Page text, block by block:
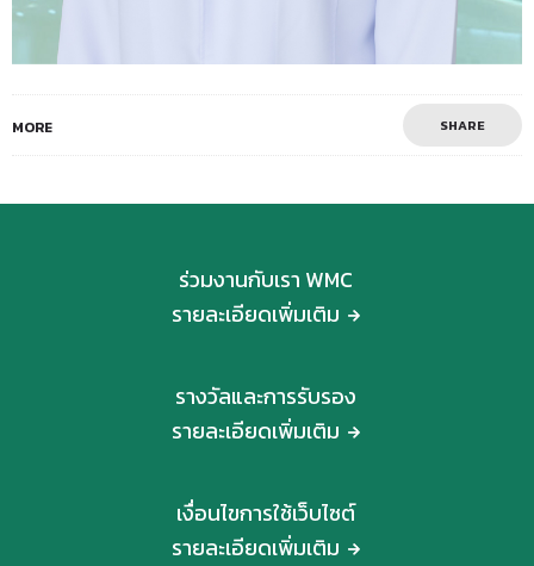
MORE SHARE
ร่วมงานกับเรา WMC
รายละเอียดเพิ่มเติม
รางวัลและการรับรอง
รายละเอียดเพิ่มเติม
เงื่อนไขการใช้เว็บไซต์
รายละเอียดเพิ่มเติม